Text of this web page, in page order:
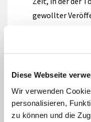
Diese Webseite
Wir verwenden
personalisieren,
zu können und die
gewollter
der Zuversicht,
Gottes Liebe
haben Worte
die Zeit der